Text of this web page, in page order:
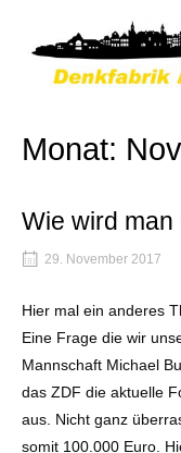
content
Monat:
Wie wird
29. November 2017
Hier mal ein anderes
Eine Frage die wir
Mannschaft Michael
das ZDF die aktuelle
aus. Nicht ganz
somit 100.000 Euro.